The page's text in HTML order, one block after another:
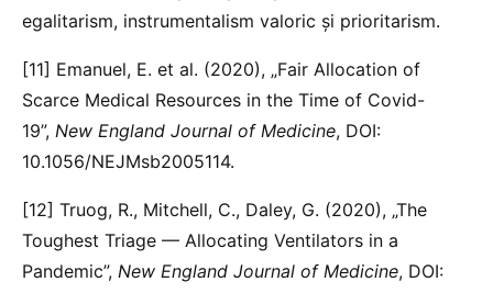
egalitarism, instrumentalism valoric și prioritarism.
[11] Emanuel, E. et al. (2020), „Fair Allocation of
Scarce Medical Resources in the Time of Covid-
19”, New England Journal of Medicine, DOI:
10.1056/NEJMsb2005114.
[12] Truog, R., Mitchell, C., Daley, G. (2020), „The
Toughest Triage — Allocating Ventilators in a
Pandemic”, New England Journal of Medicine, DOI: